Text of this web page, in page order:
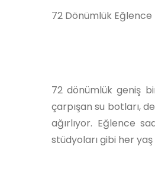
72 Dönümlük Eğlence
72 dönümlük geniş
çarpışan su botları,
ağırlıyor. Eğlence
stüdyoları gibi her